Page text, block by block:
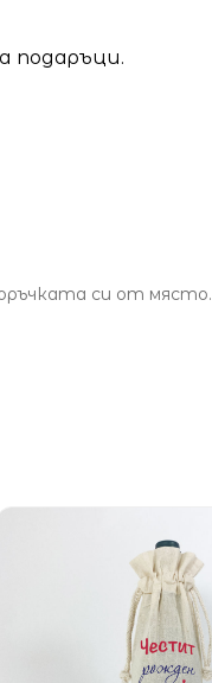
подаръци.
си от място.